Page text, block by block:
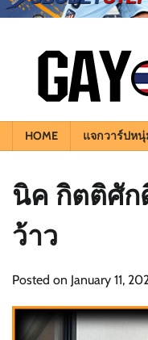
HOME แจกวาร์ปห
นิค กิตติศัก
ว้าว
Posted on January 11,